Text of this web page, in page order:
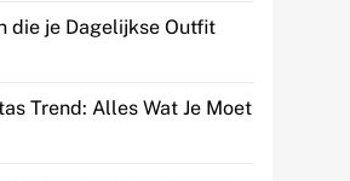
die je Dagelijkse Outfit
Trend: Alles Wat Je Moet